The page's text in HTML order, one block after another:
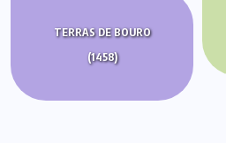
TERRAS DE BOURO
(1458)